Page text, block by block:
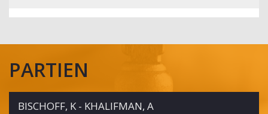
PARTIEN
BISCHOFF, K - KHALIFMAN, A